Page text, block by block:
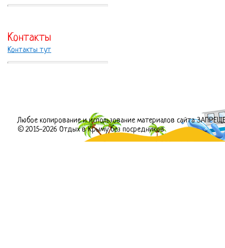
Контакты
Контакты тут
Любое копирование и использование материалов сайта
© 2015-2026 Отдых в Крыму без посредников